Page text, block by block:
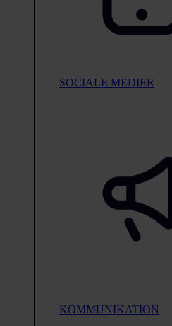
SOCIALE MEDIER
KOMMUNIKATION